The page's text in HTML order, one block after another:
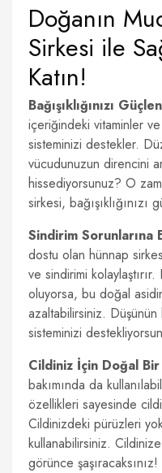
Doğanın
Sirkesi ile
Katın!
Bağışıklığınızı
içeriğindeki vitaminler
sisteminizi destekler.
vücudunuzun direncini
hissediyorsunuz? O
sirkesi, bağışıklığınızı
Sindirim Sorunlarına
dostu olan hünnap
ve sindirimi
oluyorsa, bu doğal
azaltabilirsiniz.
sisteminizi
Cildiniz İçin Doğal
bakımında da
özellikleri sayesinde
Cildinizdeki pürüzleri
kullanabilirsiniz.
görünce şaşıracaksınız!